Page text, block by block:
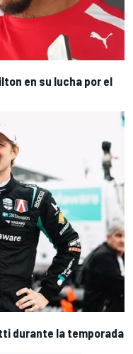
en su lucha por el
durante la temporada